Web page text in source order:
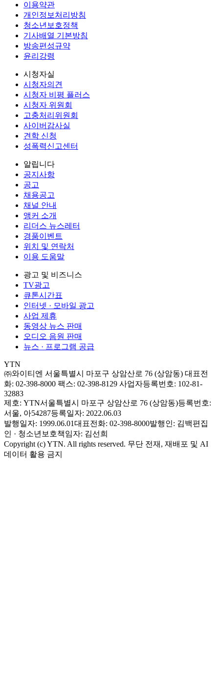
이용약관
개인정보처리방침
청소년보호정책
기사배열 기본방침
방송편성규약
윤리강령
시청자실
시청자의견
시청자 비평 플러스
시청자 위원회
고충처리위원회
사이버감사실
견학 신청
성폭력신고센터
알립니다
공지사항
공고
채용공고
채널 안내
앵커 소개
리더스 뉴스레터
경품이벤트
위치 및 연락처
이용 도움말
광고 및 비즈니스
TV광고
큐톤시간표
인터넷 · 모바일 광고
사업 제휴
동영상 뉴스 판매
오디오 음원 판매
뉴스 · 프로그램 공급
YTN
㈜와이티엔 서울특별시 마포구 상암산로 76 (상암동) 대표전
화: 02-398-8000 팩스: 02-398-8129 사업자등록번호: 102-81-
32883
제호: YTN서울특별시 마포구 상암산로 76 (상암동)등록번호:
서울, 아54287등록일자: 2022.06.03
발행일자: 1999.06.01대표전화: 02-398-8000발행인: 김백편집
인 · 청소년보호책임자: 김선희
Copyright (c) YTN. All rights reserved. 무단 전재, 재배포 및 AI
데이터 활용 금지